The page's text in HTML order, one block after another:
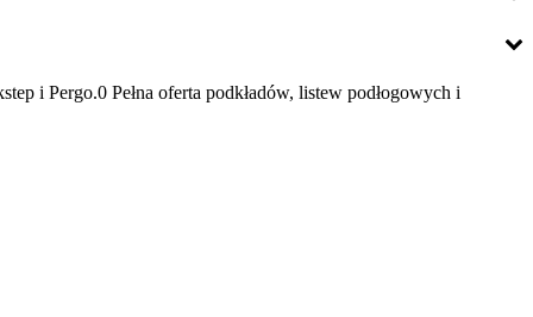
i Pergo.0 Pełna oferta podkładów, listew podłogowych i